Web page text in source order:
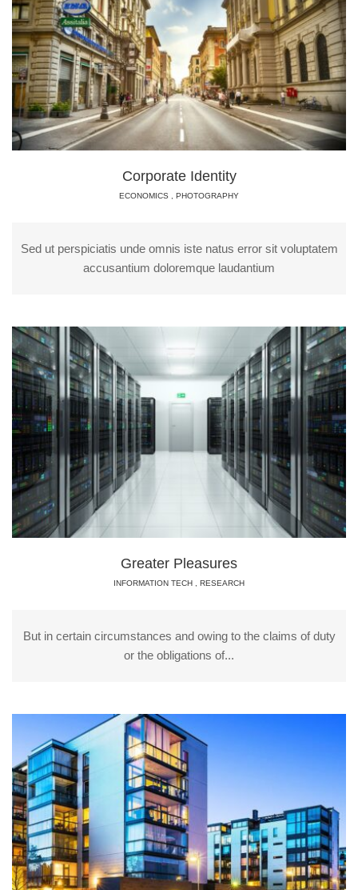
Corporate Identity
ECONOMICS , PHOTOGRAPHY
Sed ut perspiciatis unde omnis iste natus error sit voluptatem
accusantium doloremque laudantium
Greater Pleasures
INFORMATION TECH RESEARCH
But in certain circumstances and owing to the claims of duty
or the obligations of...